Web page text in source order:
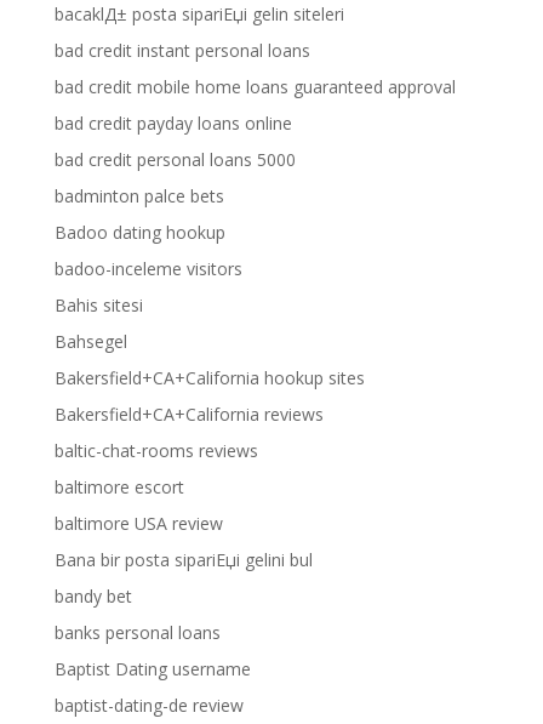
bacaklД± posta sipariЕџi gelin siteleri
bad credit instant personal loans
bad credit mobile home loans guaranteed approval
bad credit payday loans online
bad credit personal loans 5000
badminton palce bets
Badoo dating hookup
badoo-inceleme visitors
Bahis sitesi
Bahsegel
Bakersfield+CA+California hookup sites
Bakersfield+CA+California reviews
baltic-chat-rooms reviews
baltimore escort
baltimore USA review
Bana bir posta sipariЕџi gelini bul
bandy bet
banks personal loans
Baptist Dating username
baptist-dating-de review